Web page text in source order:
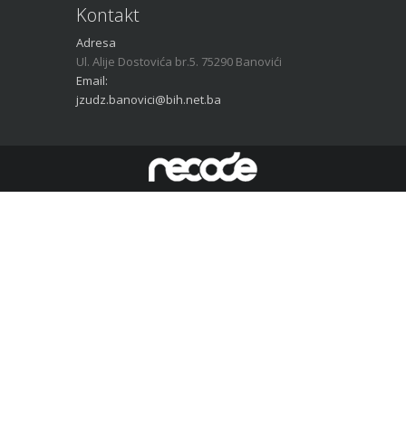
Kontakt
Adresa
Ul. Alije Dostovića br.5. 75290 Banovići
Email:
jzudz.banovici@bih.net.ba